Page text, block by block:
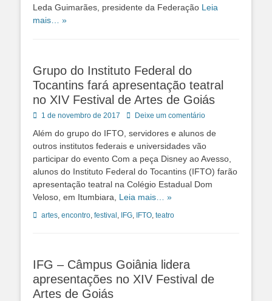
Leda Guimarães, presidente da Federação Leia
mais… »
Grupo do Instituto Federal do
Tocantins fará apresentação teatral
no XIV Festival de Artes de Goiás
Posted
1 de novembro de 2017 Deixe um comentário
Além do grupo do IFTO, servidores e alunos de
outros institutos federais e universidades vão
participar do evento Com a peça Disney ao Avesso,
alunos do Instituto Federal do Tocantins (IFTO) farão
apresentação teatral na Colégio Estadual Dom
Veloso, em Itumbiara, Leia mais… »
Tags:artes, encontro, festival, IFG, IFTO, teatro
IFG – Câmpus Goiânia lidera
apresentações no XIV Festival de
Artes de Goiás